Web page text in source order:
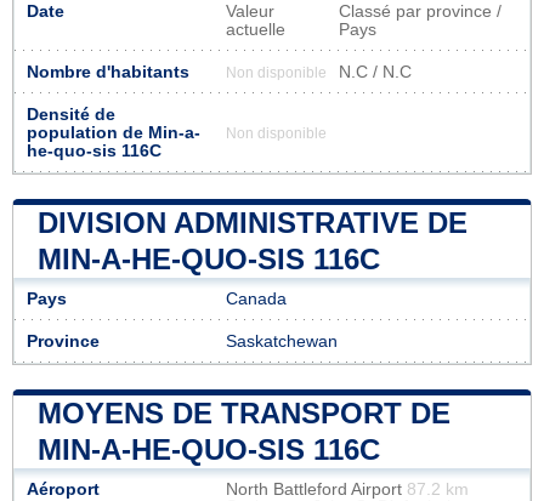
Date
Valeur
actuelle
Classé par province /
Pays
Nombre d'habitants Non disponible N.C / N.C
Densité de
population de Min-a-
he-quo-sis 116C
Non disponible
DIVISION ADMINISTRATIVE DE
MIN-A-HE-QUO-SIS 116C
Pays Canada
Province Saskatchewan
MOYENS DE TRANSPORT DE
MIN-A-HE-QUO-SIS 116C
Aéroport North Battleford Airport 87.2 km